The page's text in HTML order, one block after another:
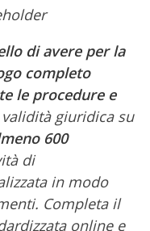
di avere per la
completo
le procedure e
giuridica su
600
di
in modo
Completa il
online e